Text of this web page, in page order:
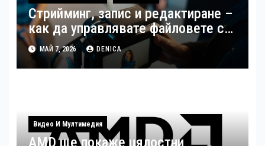
Стрийминг, запис и редактиране –
как да управлявате файловете си
като създател
МАЙ 7, 2026 DENICA
Видео И Мултимедия
AMD ще покаже цялостни